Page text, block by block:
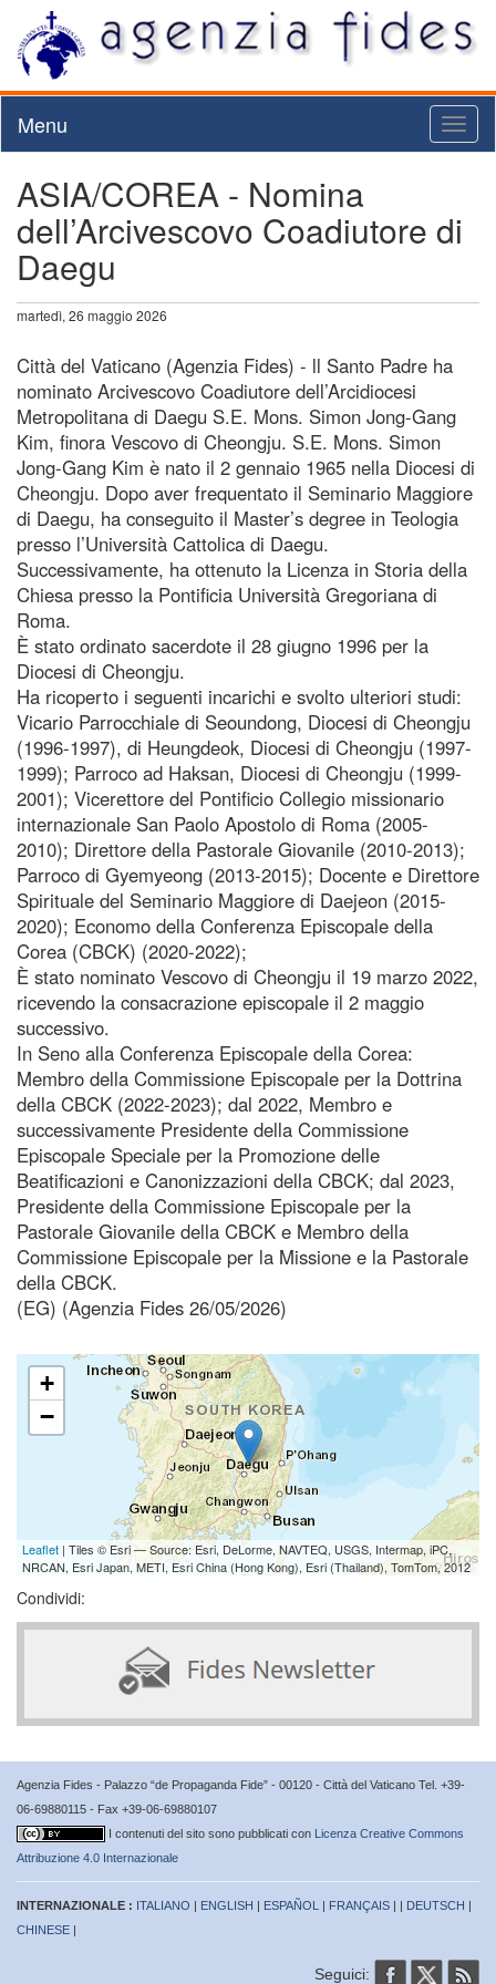
Menu
ASIA/COREA - Nomina
dell’Arcivescovo Coadiutore di
Daegu
martedì, 26 maggio 2026
Città del Vaticano (Agenzia Fides) - ll Santo Padre ha
nominato Arcivescovo Coadiutore dell’Arcidiocesi
Metropolitana di Daegu S.E. Mons. Simon Jong-Gang
Kim, finora Vescovo di Cheongju. S.E. Mons. Simon
Jong-Gang Kim è nato il 2 gennaio 1965 nella Diocesi di
Cheongju. Dopo aver frequentato il Seminario Maggiore
di Daegu, ha conseguito il Master’s degree in Teologia
presso l’Università Cattolica di Daegu.
Successivamente, ha ottenuto la Licenza in Storia della
Chiesa presso la Pontificia Università Gregoriana di
Roma.
È stato ordinato sacerdote il 28 giugno 1996 per la
Diocesi di Cheongju.
Ha ricoperto i seguenti incarichi e svolto ulteriori studi:
Vicario Parrocchiale di Seoundong, Diocesi di Cheongju
(1996-1997), di Heungdeok, Diocesi di Cheongju (1997-
1999); Parroco ad Haksan, Diocesi di Cheongju (1999-
2001); Vicerettore del Pontificio Collegio missionario
internazionale San Paolo Apostolo di Roma (2005-
2010); Direttore della Pastorale Giovanile (2010-2013);
Parroco di Gyemyeong (2013-2015); Docente e Direttore
Spirituale del Seminario Maggiore di Daejeon (2015-
2020); Economo della Conferenza Episcopale della
Corea (CBCK) (2020-2022);
È stato nominato Vescovo di Cheongju il 19 marzo 2022,
ricevendo la consacrazione episcopale il 2 maggio
successivo.
In Seno alla Conferenza Episcopale della Corea:
Membro della Commissione Episcopale per la Dottrina
della CBCK (2022-2023); dal 2022, Membro e
successivamente Presidente della Commissione
Episcopale Speciale per la Promozione delle
Beatificazioni e Canonizzazioni della CBCK; dal 2023,
Presidente della Commissione Episcopale per la
Pastorale Giovanile della CBCK e Membro della
Commissione Episcopale per la Missione e la Pastorale
della CBCK.
(EG) (Agenzia Fides 26/05/2026)
+
−
Leaflet | Tiles © Esri — Source: Esri, DeLorme, NAVTEQ, USGS, Intermap, iPC,
NRCAN, Esri Japan, METI, Esri China (Hong Kong), Esri (Thailand), TomTom, 2012
Condividi:
Agenzia Fides - Palazzo “de Propaganda Fide” - 00120 - Città del Vaticano Tel. +39-
06-69880115 - Fax +39-06-69880107
I contenuti del sito sono pubblicati con Licenza Creative Commons
Attribuzione 4.0 Internazionale
INTERNAZIONALE : ITALIANO | ENGLISH | ESPAÑOL | FRANÇAIS | | DEUTSCH |
CHINESE |
Seguici: